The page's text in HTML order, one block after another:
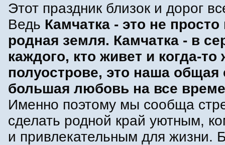
Этот праздник близок и дорог
Ведь Камчатка - это не
родная земля. Камчатка - в
каждого, кто живет и когда-то
полуострове, это наша общая
большая любовь на все
Именно поэтому мы сообща
сделать родной край уютным,
и привлекательным для жизни.